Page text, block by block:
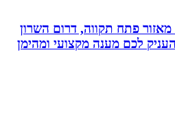
פתח תקווה, דרום השרון
לכם מענה מקצועי ומהימן